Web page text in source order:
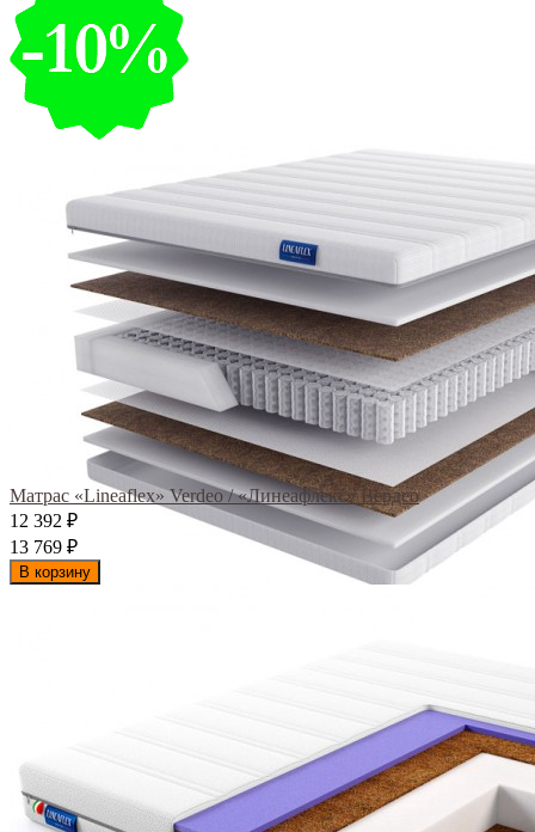
Матрас «Lineaflex» Verdeo / «Линеафлекс» Вердео
12 392 ₽
13 769 ₽
В корзину